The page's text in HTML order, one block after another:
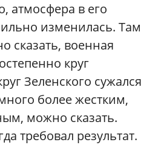
атмосфера в его
изменилась. Там
сказать, военная
круг
Зеленского сужался
более жестким,
можно сказать.
требовал результат.